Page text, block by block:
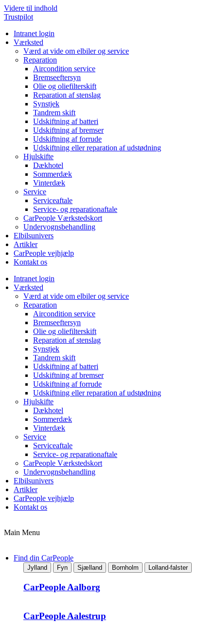
Videre til indhold
Trustpilot
Intranet login
Værksted
Værd at vide om elbiler og service
Reparation
Aircondition service
Bremseeftersyn
Olie og oliefilterskift
Reparation af stenslag
Synstjek
Tandrem skift
Udskiftning af batteri
Udskiftning af bremser
Udskiftning af forrude
Udskiftning eller reparation af udstødning
Hjulskifte
Dækhotel
Sommerdæk
Vinterdæk
Service
Serviceaftale
Service- og reparationaftale
CarPeople Værkstedskort
Undervognsbehandling
Elbilsunivers
Artikler
CarPeople vejhjælp
Kontakt os
Intranet login
Værksted
Værd at vide om elbiler og service
Reparation
Aircondition service
Bremseeftersyn
Olie og oliefilterskift
Reparation af stenslag
Synstjek
Tandrem skift
Udskiftning af batteri
Udskiftning af bremser
Udskiftning af forrude
Udskiftning eller reparation af udstødning
Hjulskifte
Dækhotel
Sommerdæk
Vinterdæk
Service
Serviceaftale
Service- og reparationaftale
CarPeople Værkstedskort
Undervognsbehandling
Elbilsunivers
Artikler
CarPeople vejhjælp
Kontakt os
Main Menu
Find din CarPeople
Jylland Fyn Sjælland Bornholm Lolland-falster
CarPeople Aalborg
CarPeople Aalestrup